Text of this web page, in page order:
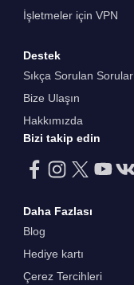
İşletmeler için VPN
Destek
Sıkça Sorulan Sorular
Bize Ulaşın
Hakkımızda
Bizi takip edin
Daha Fazlası
Blog
Hediye kartı
Çerez Tercihleri